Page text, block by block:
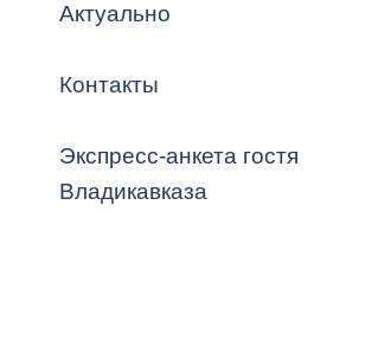
Актуально
Контакты
Экспресс-анкета гостя
Владикавказа